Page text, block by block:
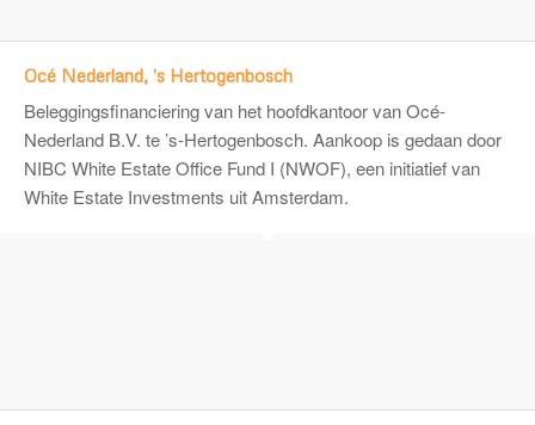
Océ Nederland, 's Hertogenbosch
Beleggingsfinanciering van het hoofdkantoor van Océ-
Nederland B.V. te ’s-Hertogenbosch. Aankoop is gedaan door
NIBC White Estate Office Fund I (NWOF), een initiatief van
White Estate Investments uit Amsterdam.